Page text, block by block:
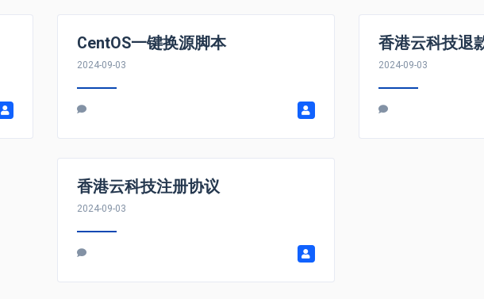
CentOS一键换源脚本
2024-09-03
香港云科技退
2024-09-03
香港云科技注册协议
2024-09-03